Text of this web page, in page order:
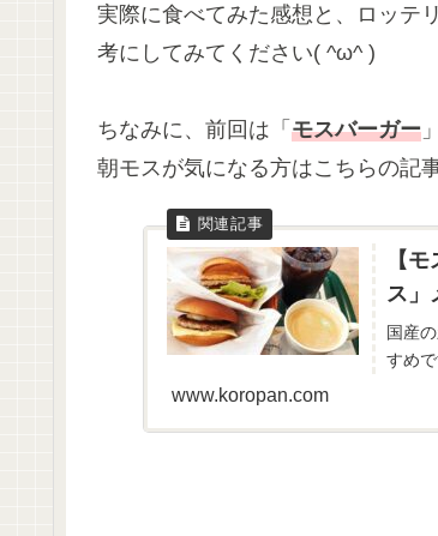
実際に食べてみた感想と、ロッテ
考にしてみてください( ^ω^ )
ちなみに、前回は「 モスバーガー
朝モスが気になる方はこちらの記
【
ス」
国産
すめで
www.koropan.com